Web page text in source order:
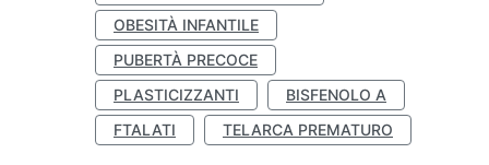
OBESITÀ INFANTILE
PUBERTÀ PRECOCE
PLASTICIZZANTI
BISFENOLO A
FTALATI
TELARCA PREMATURO